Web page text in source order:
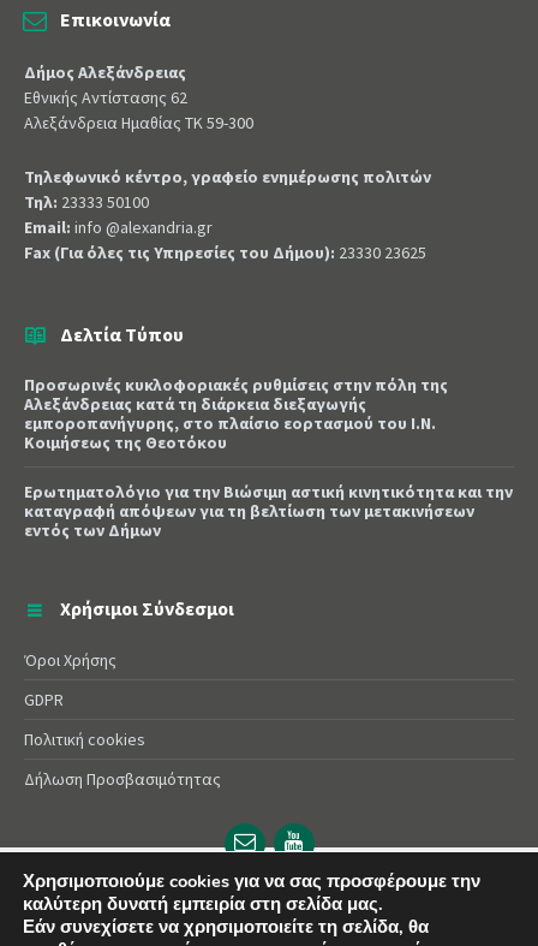
Επικοινωνία
Δήμος Αλεξάνδρειας
Εθνικής Αντίστασης 62
Αλεξάνδρεια Ημαθίας ΤΚ 59-300
Τηλεφωνικό κέντρο, γραφείο ενημέρωσης πολιτών
Τηλ: 23333 50100
Email: info @alexandria.gr
Fax (Για όλες τις Υπηρεσίες του Δήμου): 23330 23625
Δελτία Τύπου
Προσωρινές κυκλοφοριακές ρυθμίσεις στην πόλη της
Αλεξάνδρειας κατά τη διάρκεια διεξαγωγής
εμποροπανήγυρης, στο πλαίσιο εορτασμού του Ι.Ν.
Κοιμήσεως της Θεοτόκου
Ερωτηματολόγιο για την Βιώσιμη αστική κινητικότητα και την
καταγραφή απόψεων για τη βελτίωση των μετακινήσεων
εντός των Δήμων
Χρήσιμοι Σύνδεσμοι
Όροι Χρήσης
GDPR
Πολιτική cookies
Δήλωση Προσβασιμότητας
Email
url
YouTube
url
© 2025 Δήμος Αλεξάνδρειας | Powered byApogee
Χρησιμοποιούμε cookies για να σας προσφέρουμε την
καλύτερη δυνατή εμπειρία στη σελίδα μας.
Εάν συνεχίσετε να χρησιμοποιείτε τη σελίδα, θα